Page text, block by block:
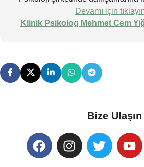
Devamı için
Klinik Psikolog Mehmet Cem
Bize Ulaşın